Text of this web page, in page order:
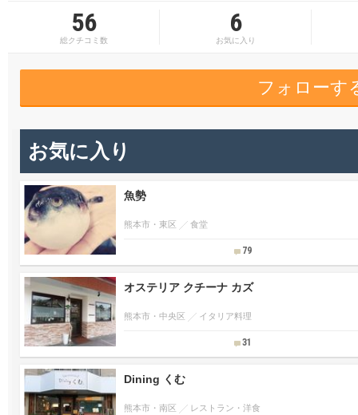
56
総クチコミ数
6
お気に入り
フォローす
お気に入り
魚勢
熊本市・東区 食堂
79
オステリア クチーナ カズ
熊本市・中央区 イタリア料理
31
Dining くむ
熊本市・南区 レストラン・洋食